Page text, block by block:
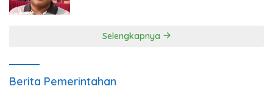
Selengkapnya
Berita Pemerintahan